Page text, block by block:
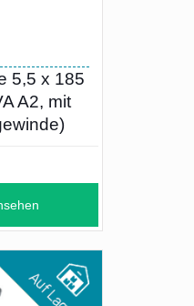
5,5 x 185
A2, mit